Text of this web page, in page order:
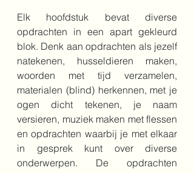
Elk hoofdstuk bevat diverse
opdrachten in een apart gekleurd
blok. Denk aan opdrachten als jezelf
natekenen, husseldieren maken,
woorden met tijd verzamelen,
materialen (blind) herkennen, met je
ogen dicht tekenen, je naam
versieren, muziek maken met flessen
en opdrachten waarbij je met elkaar
in gesprek kunt over diverse
onderwerpen. De opdrachten